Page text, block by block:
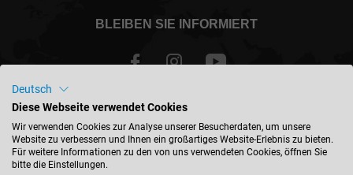
BLEIBEN SIE INFORMIERT
Österreich - deutsch
STANDORT FINDEN
Deutsch
Diese Webseite verwendet Cookies
Wir verwenden Cookies zur Analyse unserer Besucherdaten, um unsere
Website zu verbessern und Ihnen ein großartiges Website-Erlebnis zu bieten.
Für weitere Informationen zu den von uns verwendeten Cookies, öffnen Sie
bitte die Einstellungen.